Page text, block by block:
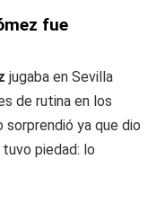
fue
jugaba en Sevilla
de rutina en los
ya que dio
piedad: lo